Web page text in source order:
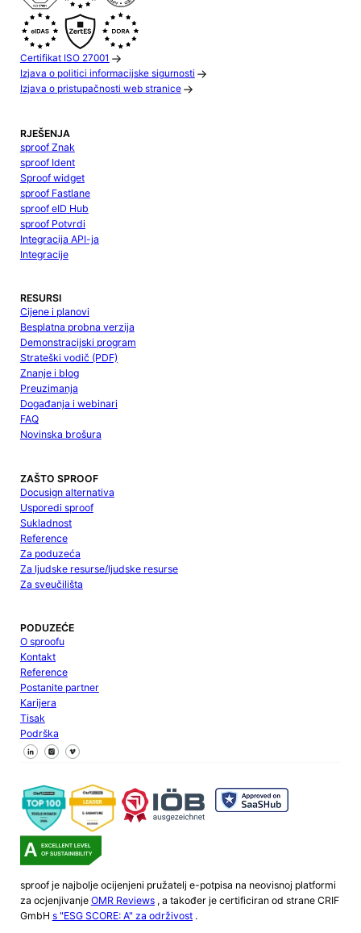
Certifikat ISO 27001
Izjava o politici informacijske sigurnosti
Izjava o pristupačnosti web stranice
RJEŠENJA
sproof Znak
sproof Ident
Sproof widget
sproof Fastlane
sproof eID Hub
sproof Potvrdi
Integracija API-ja
Integracije
RESURSI
Cijene i planovi
Besplatna probna verzija
Demonstracijski program
Strateški vodič (PDF)
Znanje i blog
Preuzimanja
Događanja i webinari
FAQ
Novinska brošura
ZAŠTO SPROOF
Docusign alternativa
Usporedi sproof
Sukladnost
Reference
Za poduzeća
Za ljudske resurse/ljudske resurse
Za sveučilišta
PODUZEĆE
O sproofu
Kontakt
Reference
Postanite partner
Karijera
Tisak
Podrška
Pratite nas na Facebooku
Pratite nas na X
Pratite nas na LinkedInu
sproof je najbolje ocijenjeni pružatelj e-potpisa na neovisnoj platformi
za ocjenjivanje OMR Reviews, a također je certificiran od strane CRIF
GmbH s "ESG SCORE: A" za održivost.